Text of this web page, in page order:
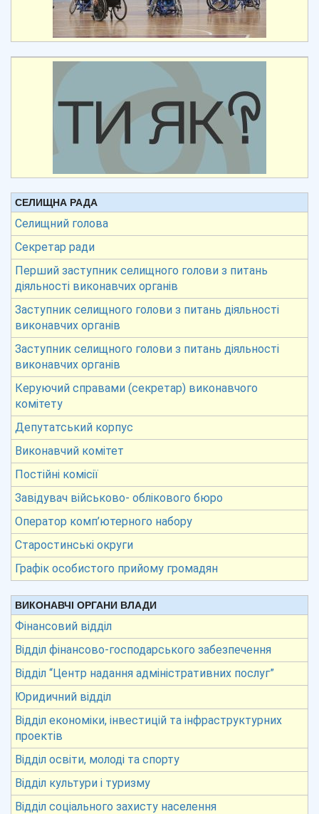
СЕЛИЩНА РАДА
Селищний голова
Секретар ради
Перший заступник селищного голови з питань
діяльності виконавчих органів
Заступник селищного голови з питань діяльності
виконавчих органів
Заступник селищного голови з питань діяльності
виконавчих органів
Керуючий справами (секретар) виконавчого
комітету
Депутатський корпус
Виконавчий комітет
Постійні комісії
Завідувач військово- облікового бюро
Оператор комп’ютерного набору
Старостинські округи
Графік особистого прийому громадян
ВИКОНАВЧІ ОРГАНИ ВЛАДИ
Фінансовий відділ
Відділ фінансово-господарського забезпечення
Відділ “Центр надання адміністративних послуг”
Юридичний відділ
Відділ економіки, інвестицій та інфраструктурних
проектів
Відділ освіти, молоді та спорту
Відділ культури і туризму
Відділ соціального захисту населення